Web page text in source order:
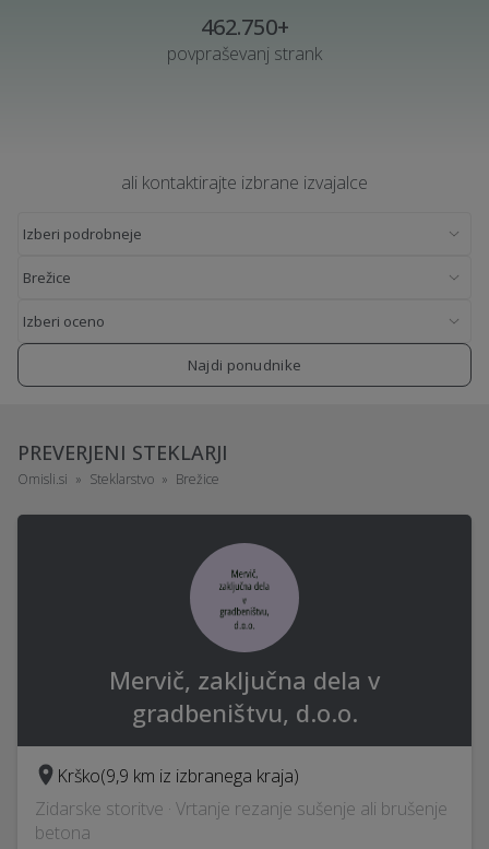
462.750+
povpraševanj strank
ali kontaktirajte izbrane izvajalce
Najdi ponudnike
PREVERJENI STEKLARJI
Omisli.si Steklarstvo Brežice
Mervič, zaključna dela v
gradbeništvu, d.o.o.
Krško(9,9 km iz izbranega kraja)
Zidarske storitve · Vrtanje rezanje sušenje ali brušenje
betona